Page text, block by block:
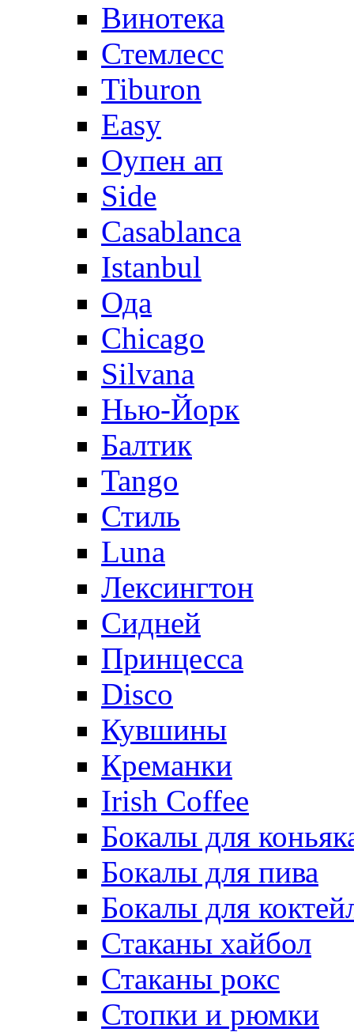
Винотека
Стемлесс
Tiburon
Easy
Оупен ап
Side
Casablanca
Istanbul
Ода
Chicago
Silvana
Нью-Йорк
Балтик
Tango
Стиль
Luna
Лексингтон
Сидней
Принцесса
Disco
Кувшины
Креманки
Irish Coffee
Бокалы для
Бокалы для пива
Бокалы для
Стаканы хайбол
Стаканы рокс
Стопки и рюмки